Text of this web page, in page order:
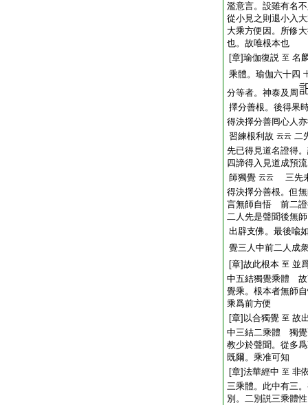
濫意言。設雖有名
從小見之則退小入
大乘方便因。所修
也。故唯根本也
[章]瑜伽復説 至 名
乘體。瑜伽六十四
分等者。神泰及周
擇分善根。後得果
得決擇分善囘心人
習練根利故 云云 二
先已得見道名證得
四諦得入見道成預
師獨覺 云云
三先
得決擇分善根。但
言無師自悟 前二證
二人先是聲聞後無
出辟支佛。最後喩
覺三人中前二人成
[章]故此根本 至 並
中五結獨覺乘體 故
覺乘。根本者無師
乘爲前方便
[章]以合獨覺 至 故
中三結二乘體 獨覺
教少於聲聞。從多
既爾。乘准可知
[章]法華經中 至 非
三乘體。此中有三
別。二別説三乘體